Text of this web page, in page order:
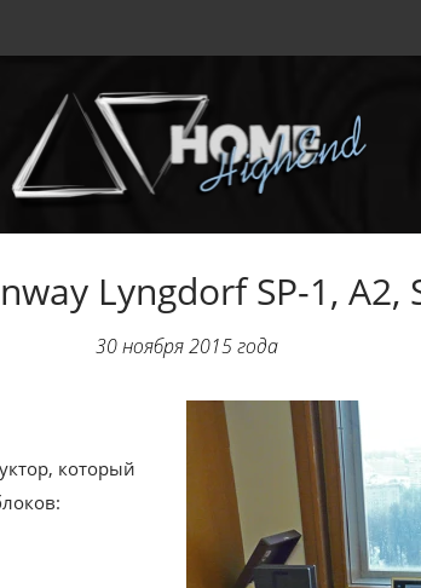
Lyngdorf SP-1, A2,
30 ноября 2015 года
который